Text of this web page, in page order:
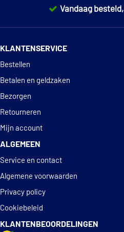
Vandaag besteld,
KLANTENSERVICE
Bestellen
Betalen en geldzaken
Bezorgen
Retourneren
Mijn account
ALGEMEEN
Service en contact
Algemene voorwaarden
Privacy policy
Cookiebeleid
KLANTENBEOORDELINGEN